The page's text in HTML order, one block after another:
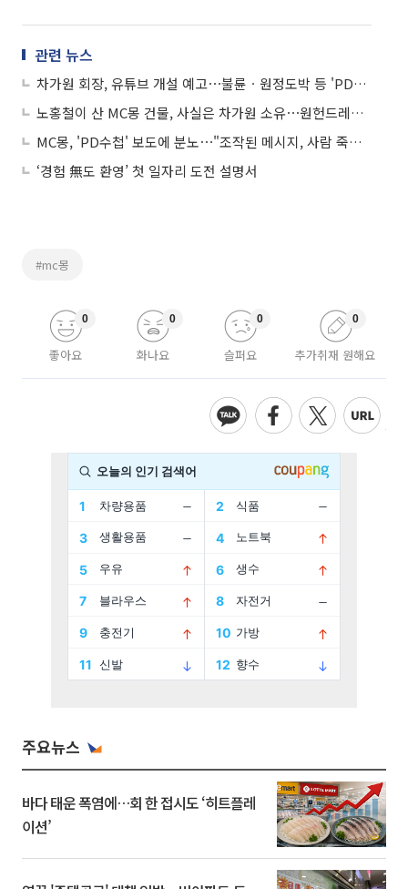
관련 뉴스
차가원 회장, 유튜브 개설 예고⋯불륜ㆍ원정도박 등 'PD수첩'과 2차전
노홍철이 산 MC몽 건물, 사실은 차가원 소유⋯원헌드레드 "MC몽과 관련 없어"
MC몽, 'PD수첩' 보도에 분노⋯"조작된 메시지, 사람 죽이려는 것"
‘경험 無도 환영’ 첫 일자리 도전 설명서
#mc몽
좋아요
0
화나요
0
슬퍼요
0
추가취재 원해요
0
주요뉴스
바다 태운 폭염에…회 한 접시도 ‘히트플레
이션’